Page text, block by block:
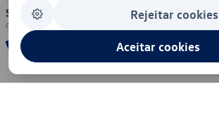
Segurança Rejeitar cookies
Aceitar cookies